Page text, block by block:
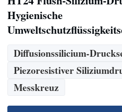
Hygienische
Diffusionssilicium-
Piezoresistiver
Messkreuz